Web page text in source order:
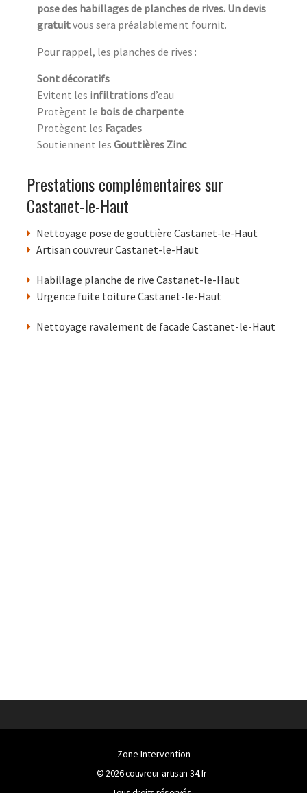
pose des habillages de planches de rives. Un devis
gratuitvous sera préalablement fournit.
Pour rappel, les planches de rives :
Sont décoratifs
Evitent les infiltrationsd’eau
Protègent le bois de charpente
Protègent les Façades
Soutiennent les Gouttières Zinc
Prestations complémentaires sur
Castanet-le-Haut
Nettoyage pose de gouttière Castanet-le-Haut
Artisan couvreur Castanet-le-Haut
Habillage planche de rive Castanet-le-Haut
Urgence fuite toiture Castanet-le-Haut
Nettoyage ravalement de facade Castanet-le-Haut
Zone Intervention
© 2026couvreur-artisan-34.fr